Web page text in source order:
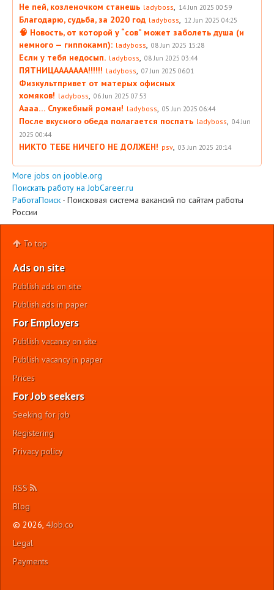
Не пей, козленочком станешь ladyboss 14 Jun 2025 00:59
Благодарю, судьба, за 2020 год ladyboss 12 Jun 2025 04:25
🧠 Новость, от которой у “сов” может заболеть душа (и
немного — гиппокамп): ladyboss 08 Jun 2025 15:28
Если у тебя недосып. ladyboss 08 Jun 2025 03:44
ПЯТНИЦААААААА!!!!!! ladyboss 07 Jun 2025 06:01
Физкультпривет от матерых офисных
хомяков! ladyboss 06 Jun 2025 07:53
Аааа… Служебный роман! ladyboss 05 Jun 2025 06:44
После вкусного обеда полагается поспать ladyboss
04 Jun
2025 00:44
НИКТО ТЕБЕ НИЧЕГО НЕ ДОЛЖЕН! psv 03 Jun 2025 20:14
More jobs on jooble.org
Поискать работу на JobCareer.ru
РаботаПоиск - Поисковая система вакансий по сайтам работы
России
To top
Ads on site
Publish ads on site
Publish ads in paper
For Employers
Publish vacancy on site
Publish vacancy in paper
Prices
For Job seekers
Seeking for job
Registering
Privacy policy
RSS
Blog
© 2026, 4Job.co
Legal
Payments